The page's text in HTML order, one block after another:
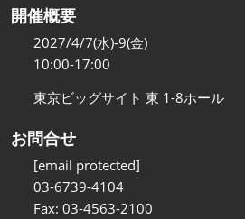
開催概要
2027/4/7(水)-9(金)
10:00-17:00
東京ビッグサイト 東 1-8ホール
お問合せ
[email protected]
03-6739-4104
Fax: 03-4563-2100